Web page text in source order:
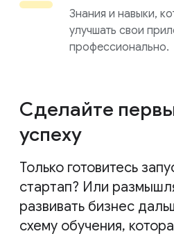
Знания и навыки,
улучшать свои
профессионально.
Сделайте
успеху
Только готовитесь
стартап? Или
развивать бизнес
схему обучения,